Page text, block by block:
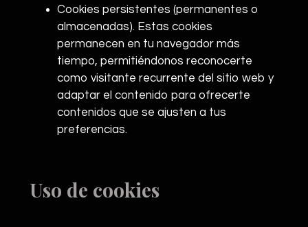
Cookies persistentes (permanentes o
almacenadas). Estas cookies
permanecen en tu navegador más
tiempo, permitiéndonos reconocerte
como visitante recurrente del sitio web y
adaptar el contenido para ofrecerte
contenidos que se ajusten a tus
preferencias.
Uso de cookies